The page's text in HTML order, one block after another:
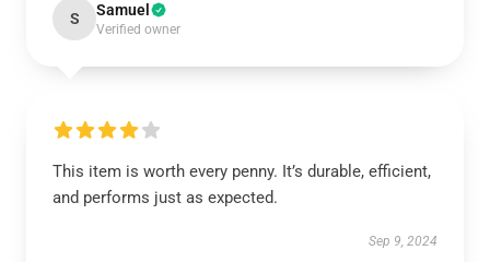
S Samuel
Verified owner
This item is worth every penny. It’s durable, efficient,
and performs just as expected.
Sep 9, 2024